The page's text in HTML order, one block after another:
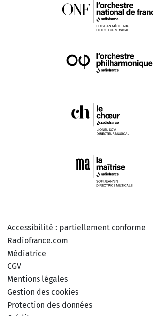
Accessibilité : partiellement conforme
Radiofrance.com
Médiatrice
CGV
Mentions légales
Gestion des cookies
Protection des données